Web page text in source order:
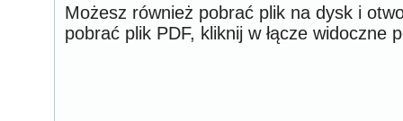
Możesz również pobrać plik na dysk i
pobrać plik PDF, kliknij w łącze widoczne